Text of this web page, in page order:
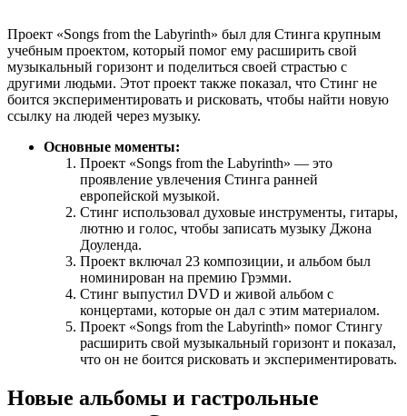
Проект «Songs from the Labyrinth» был для Стинга крупным
учебным проектом, который помог ему расширить свой
музыкальный горизонт и поделиться своей страстью с
другими людьми. Этот проект также показал, что Стинг не
боится экспериментировать и рисковать, чтобы найти новую
ссылку на людей через музыку.
Основные моменты:
Проект «Songs from the Labyrinth» — это
проявление увлечения Стинга ранней
европейской музыкой.
Стинг использовал духовые инструменты, гитары,
лютню и голос, чтобы записать музыку Джона
Доуленда.
Проект включал 23 композиции, и альбом был
номинирован на премию Грэмми.
Стинг выпустил DVD и живой альбом с
концертами, которые он дал с этим материалом.
Проект «Songs from the Labyrinth» помог Стингу
расширить свой музыкальный горизонт и показал,
что он не боится рисковать и экспериментировать.
Новые альбомы и гастрольные